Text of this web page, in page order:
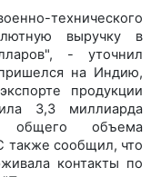
выручку в
- уточнил
на Индию,
продукции
3,3 миллиарда
объема
также сообщил, что
контакты по